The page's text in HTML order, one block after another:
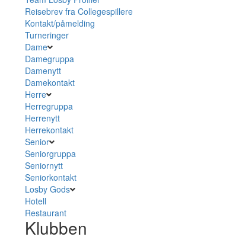
Reisebrev fra Collegespillere
Kontakt/påmelding
Turneringer
Dame
Damegruppa
Damenytt
Damekontakt
Herre
Herregruppa
Herrenytt
Herrekontakt
Senior
Seniorgruppa
Seniornytt
Seniorkontakt
Losby Gods
Hotell
Restaurant
Klubben